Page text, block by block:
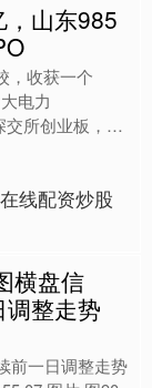
山东985
，收获一个
电力
交所创业板，上
，较上市....
在线配资炒股
横盘信
整走势
前一日调整走势